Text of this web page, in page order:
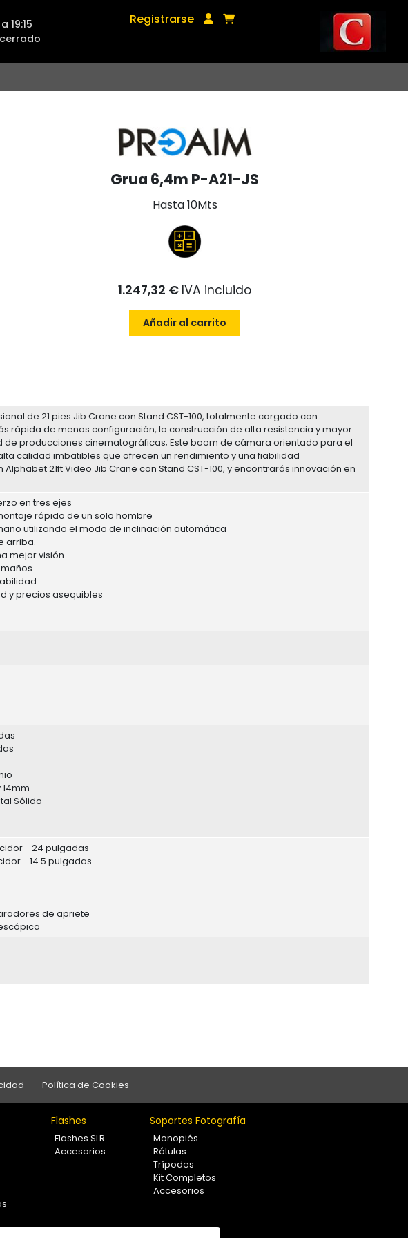
19:15
Registrarse
Grua 6,4m P-A21-JS
Hasta 10Mts
1.247,32 € IVA incluido
Añadir al carrito
de 21 pies Jib Crane con Stand CST-100, totalmente cargado con
rápida de menos configuración, la construcción de alta resistencia y mayor
producciones cinematográficas; Este boom de cámara orientado para el
calidad imbatibles que ofrecen un rendimiento y una fiabilidad
21ft Video Jib Crane con Stand CST-100, y encontrarás innovación en
en tres ejes
rápido de un solo hombre
utilizando el modo de inclinación automática
arriba.
mejor visión
y precios asequibles
Sólido
- 24 pulgadas
- 14.5 pulgadas
de apriete
Política de Cookies
Flashes
Flashes SLR
Accesorios
Soportes Fotografía
Monopiés
Rótulas
Trípodes
Kit Completos
Accesorios